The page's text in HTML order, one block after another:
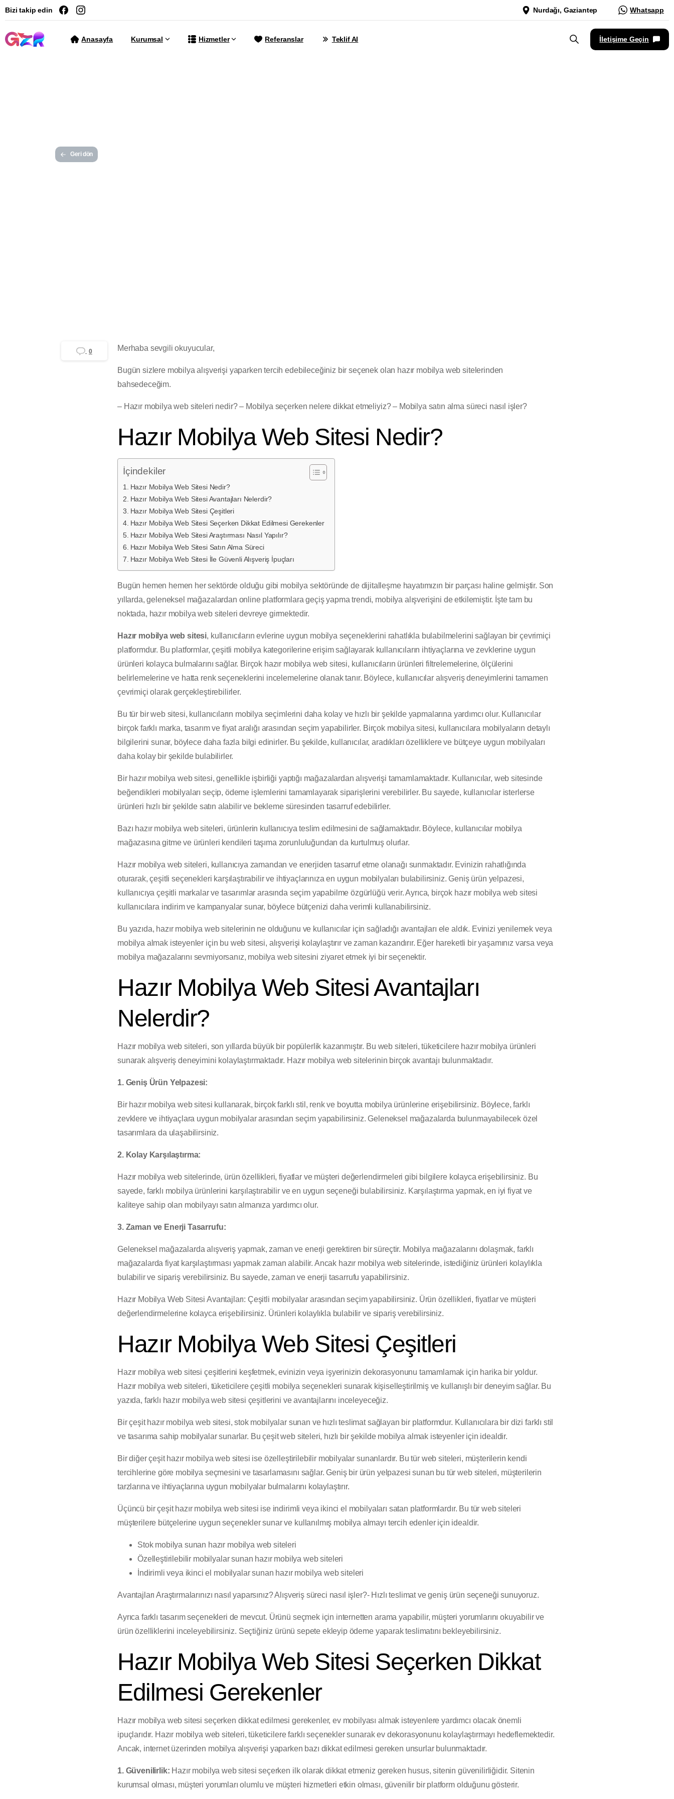
Bizi takip edin Nurdağı, Gaziantep Whatsapp
Anasayfa Kurumsal Hizmetler Referanslar Teklif Al İletişime Geçin
Geri dön
0 Merhaba sevgili okuyucular,
Bugün sizlere mobilya alışverişi yaparken tercih edebileceğiniz bir seçenek olan hazır mobilya web sitelerinden
bahsedeceğim.
– Hazır mobilya web siteleri nedir? – Mobilya seçerken nelere dikkat etmeliyiz? – Mobilya satın alma süreci nasıl işler?
Hazır Mobilya Web Sitesi Nedir?
İçindekiler
Hazır Mobilya Web Sitesi Nedir?
Hazır Mobilya Web Sitesi Avantajları Nelerdir?
Hazır Mobilya Web Sitesi Çeşitleri
Hazır Mobilya Web Sitesi Seçerken Dikkat Edilmesi Gerekenler
Hazır Mobilya Web Sitesi Araştırması Nasıl Yapılır?
Hazır Mobilya Web Sitesi Satın Alma Süreci
Hazır Mobilya Web Sitesi İle Güvenli Alışveriş İpuçları
Bugün hemen hemen her sektörde olduğu gibi mobilya sektöründe de dijitalleşme hayatımızın bir parçası haline gelmiştir. Son
yıllarda, geleneksel mağazalardan online platformlara geçiş yapma trendi, mobilya alışverişini de etkilemiştir. İşte tam bu
noktada, hazır mobilya web siteleri devreye girmektedir.
Hazır mobilya web sitesi, kullanıcıların evlerine uygun mobilya seçeneklerini rahatlıkla bulabilmelerini sağlayan bir çevrimiçi
platformdur. Bu platformlar, çeşitli mobilya kategorilerine erişim sağlayarak kullanıcıların ihtiyaçlarına ve zevklerine uygun
ürünleri kolayca bulmalarını sağlar. Birçok hazır mobilya web sitesi, kullanıcıların ürünleri filtrelemelerine, ölçülerini
belirlemelerine ve hatta renk seçeneklerini incelemelerine olanak tanır. Böylece, kullanıcılar alışveriş deneyimlerini tamamen
çevrimiçi olarak gerçekleştirebilirler.
Bu tür bir web sitesi, kullanıcıların mobilya seçimlerini daha kolay ve hızlı bir şekilde yapmalarına yardımcı olur. Kullanıcılar
birçok farklı marka, tasarım ve fiyat aralığı arasından seçim yapabilirler. Birçok mobilya sitesi, kullanıcılara mobilyaların detaylı
bilgilerini sunar, böylece daha fazla bilgi edinirler. Bu şekilde, kullanıcılar, aradıkları özelliklere ve bütçeye uygun mobilyaları
daha kolay bir şekilde bulabilirler.
Bir hazır mobilya web sitesi, genellikle işbirliği yaptığı mağazalardan alışverişi tamamlamaktadır. Kullanıcılar, web sitesinde
beğendikleri mobilyaları seçip, ödeme işlemlerini tamamlayarak siparişlerini verebilirler. Bu sayede, kullanıcılar isterlerse
ürünleri hızlı bir şekilde satın alabilir ve bekleme süresinden tasarruf edebilirler.
Bazı hazır mobilya web siteleri, ürünlerin kullanıcıya teslim edilmesini de sağlamaktadır. Böylece, kullanıcılar mobilya
mağazasına gitme ve ürünleri kendileri taşıma zorunluluğundan da kurtulmuş olurlar.
Hazır mobilya web siteleri, kullanıcıya zamandan ve enerjiden tasarruf etme olanağı sunmaktadır. Evinizin rahatlığında
oturarak, çeşitli seçenekleri karşılaştırabilir ve ihtiyaçlarınıza en uygun mobilyaları bulabilirsiniz. Geniş ürün yelpazesi,
kullanıcıya çeşitli markalar ve tasarımlar arasında seçim yapabilme özgürlüğü verir. Ayrıca, birçok hazır mobilya web sitesi
kullanıcılara indirim ve kampanyalar sunar, böylece bütçenizi daha verimli kullanabilirsiniz.
Bu yazıda, hazır mobilya web sitelerinin ne olduğunu ve kullanıcılar için sağladığı avantajları ele aldık. Evinizi yenilemek veya
mobilya almak isteyenler için bu web sitesi, alışverişi kolaylaştırır ve zaman kazandırır. Eğer hareketli bir yaşamınız varsa veya
mobilya mağazalarını sevmiyorsanız, mobilya web sitesini ziyaret etmek iyi bir seçenektir.
Hazır Mobilya Web Sitesi Avantajları
Nelerdir?
Hazır mobilya web siteleri, son yıllarda büyük bir popülerlik kazanmıştır. Bu web siteleri, tüketicilere hazır mobilya ürünleri
sunarak alışveriş deneyimini kolaylaştırmaktadır. Hazır mobilya web sitelerinin birçok avantajı bulunmaktadır.
1. Geniş Ürün Yelpazesi:
Bir hazır mobilya web sitesi kullanarak, birçok farklı stil, renk ve boyutta mobilya ürünlerine erişebilirsiniz. Böylece, farklı
zevklere ve ihtiyaçlara uygun mobilyalar arasından seçim yapabilirsiniz. Geleneksel mağazalarda bulunmayabilecek özel
tasarımlara da ulaşabilirsiniz.
2. Kolay Karşılaştırma:
Hazır mobilya web sitelerinde, ürün özellikleri, fiyatlar ve müşteri değerlendirmeleri gibi bilgilere kolayca erişebilirsiniz. Bu
sayede, farklı mobilya ürünlerini karşılaştırabilir ve en uygun seçeneği bulabilirsiniz. Karşılaştırma yapmak, en iyi fiyat ve
kaliteye sahip olan mobilyayı satın almanıza yardımcı olur.
3. Zaman ve Enerji Tasarrufu:
Geleneksel mağazalarda alışveriş yapmak, zaman ve enerji gerektiren bir süreçtir. Mobilya mağazalarını dolaşmak, farklı
mağazalarda fiyat karşılaştırması yapmak zaman alabilir. Ancak hazır mobilya web sitelerinde, istediğiniz ürünleri kolaylıkla
bulabilir ve sipariş verebilirsiniz. Bu sayede, zaman ve enerji tasarrufu yapabilirsiniz.
Hazır Mobilya Web Sitesi Avantajları: Çeşitli mobilyalar arasından seçim yapabilirsiniz. Ürün özellikleri, fiyatlar ve müşteri
değerlendirmelerine kolayca erişebilirsiniz. Ürünleri kolaylıkla bulabilir ve sipariş verebilirsiniz.
Hazır Mobilya Web Sitesi Çeşitleri
Hazır mobilya web sitesi çeşitlerini keşfetmek, evinizin veya işyerinizin dekorasyonunu tamamlamak için harika bir yoldur.
Hazır mobilya web siteleri, tüketicilere çeşitli mobilya seçenekleri sunarak kişiselleştirilmiş ve kullanışlı bir deneyim sağlar. Bu
yazıda, farklı hazır mobilya web sitesi çeşitlerini ve avantajlarını inceleyeceğiz.
Bir çeşit hazır mobilya web sitesi, stok mobilyalar sunan ve hızlı teslimat sağlayan bir platformdur. Kullanıcılara bir dizi farklı stil
ve tasarıma sahip mobilyalar sunarlar. Bu çeşit web siteleri, hızlı bir şekilde mobilya almak isteyenler için idealdir.
Bir diğer çeşit hazır mobilya web sitesi ise özelleştirilebilir mobilyalar sunanlardır. Bu tür web siteleri, müşterilerin kendi
tercihlerine göre mobilya seçmesini ve tasarlamasını sağlar. Geniş bir ürün yelpazesi sunan bu tür web siteleri, müşterilerin
tarzlarına ve ihtiyaçlarına uygun mobilyalar bulmalarını kolaylaştırır.
Üçüncü bir çeşit hazır mobilya web sitesi ise indirimli veya ikinci el mobilyaları satan platformlardır. Bu tür web siteleri
müşterilere bütçelerine uygun seçenekler sunar ve kullanılmış mobilya almayı tercih edenler için idealdir.
Stok mobilya sunan hazır mobilya web siteleri
Özelleştirilebilir mobilyalar sunan hazır mobilya web siteleri
İndirimli veya ikinci el mobilyalar sunan hazır mobilya web siteleri
Avantajları Araştırmalarınızı nasıl yaparsınız? Alışveriş süreci nasıl işler?- Hızlı teslimat ve geniş ürün seçeneği sunuyoruz.
Ayrıca farklı tasarım seçenekleri de mevcut. Ürünü seçmek için internetten arama yapabilir, müşteri yorumlarını okuyabilir ve
ürün özelliklerini inceleyebilirsiniz. Seçtiğiniz ürünü sepete ekleyip ödeme yaparak teslimatını bekleyebilirsiniz.
Hazır Mobilya Web Sitesi Seçerken Dikkat
Edilmesi Gerekenler
Hazır mobilya web sitesi seçerken dikkat edilmesi gerekenler, ev mobilyası almak isteyenlere yardımcı olacak önemli
ipuçlarıdır. Hazır mobilya web siteleri, tüketicilere farklı seçenekler sunarak ev dekorasyonunu kolaylaştırmayı hedeflemektedir.
Ancak, internet üzerinden mobilya alışverişi yaparken bazı dikkat edilmesi gereken unsurlar bulunmaktadır.
1. Güvenilirlik: Hazır mobilya web sitesi seçerken ilk olarak dikkat etmeniz gereken husus, sitenin güvenilirliğidir. Sitenin
kurumsal olması, müşteri yorumları olumlu ve müşteri hizmetleri etkin olması, güvenilir bir platform olduğunu gösterir.